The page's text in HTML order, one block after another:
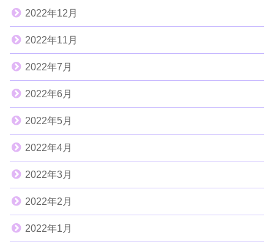
2022年12月
2022年11月
2022年7月
2022年6月
2022年5月
2022年4月
2022年3月
2022年2月
2022年1月